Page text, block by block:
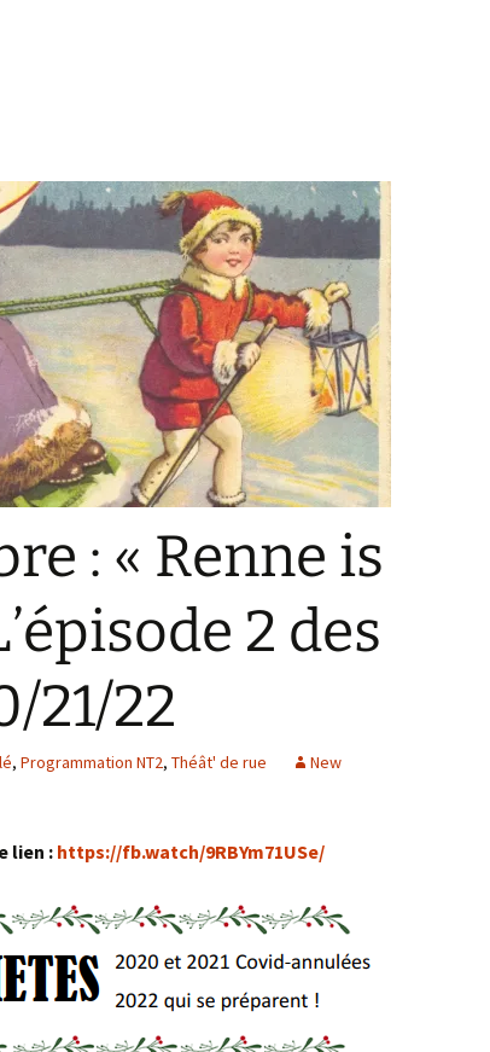
: « Renne is
2 des
21/22
, Programmation NT2, Théât' de rue
New
lien : https://fb.watch/9RBYm71USe/